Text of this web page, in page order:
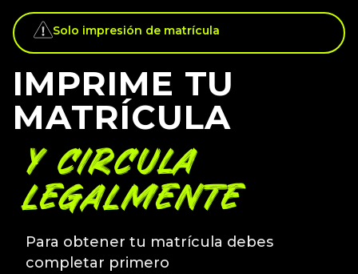
Solo impresión de matrícula
IMPRIME TU
MATRÍCULA
Y CIRCULA
LEGALMENTE
Para obtener tu matrícula debes
completar primero